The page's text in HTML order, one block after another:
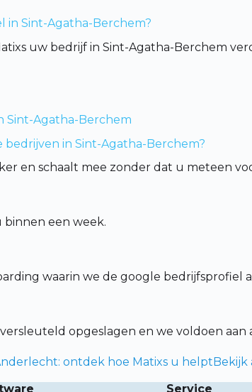
in Sint-Agatha-Berchem?
uw bedrijf in Sint-Agatha-Berchem
Sint-Agatha-Berchem
in Sint-Agatha-Berchem?
en schaalt mee zonder dat u meteen
binnen een week.
waarin we de google bedrijfsprofiel
opgeslagen en we voldoen aan
ontdek hoe Matixs u helptBekijk
Service